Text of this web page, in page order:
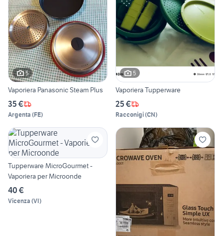
5
Vaporiera Panasonic Steam Plus
35 €
Argenta (FE)
5
Vaporiera Tupperware
25 €
Racconigi(CN)
Tupperware MicroGourmet -
Vaporiera per Microonde
40 €
Vicenza (VI)